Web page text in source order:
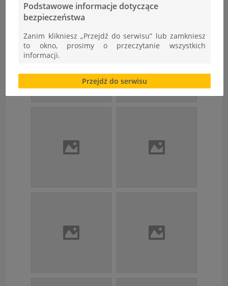
Podstawowe informacje dotyczące
bezpieczeństwa
Zanim klikniesz „Przejdź do serwisu” lub zamkniesz
to okno, prosimy o przeczytanie wszystkich
informacji.
Brak zgody bądź ograniczenie funkcjonalności plików
cookies lub local storage, może utrudnić lub
uniemożliwić korzystanie z Serwisu.
"Nasza szkoła" > "Bezpieczeństwo"
Przejdź do serwisu